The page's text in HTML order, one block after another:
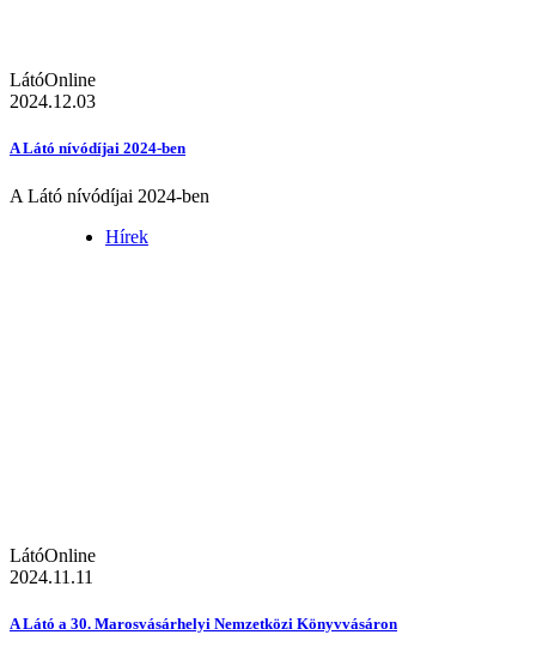
LátóOnline
2024.12.03
A Látó nívódíjai 2024-ben
A Látó nívódíjai 2024-ben
Hírek
LátóOnline
2024.11.11
A Látó a 30. Marosvásárhelyi Nemzetközi Könyvvásáron